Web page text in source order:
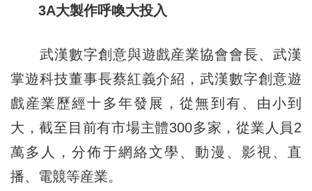
3A大製作呼喚大投入
武漢數字創意與遊戲産業協會會長、武漢
掌遊科技董事長蔡紅義介紹，武漢數字創意遊
戲産業歷經十多年發展，從無到有、由小到
大，截至目前有市場主體300多家，從業人員2
萬多人，分佈于網絡文學、動漫、影視、直
播、電競等産業。